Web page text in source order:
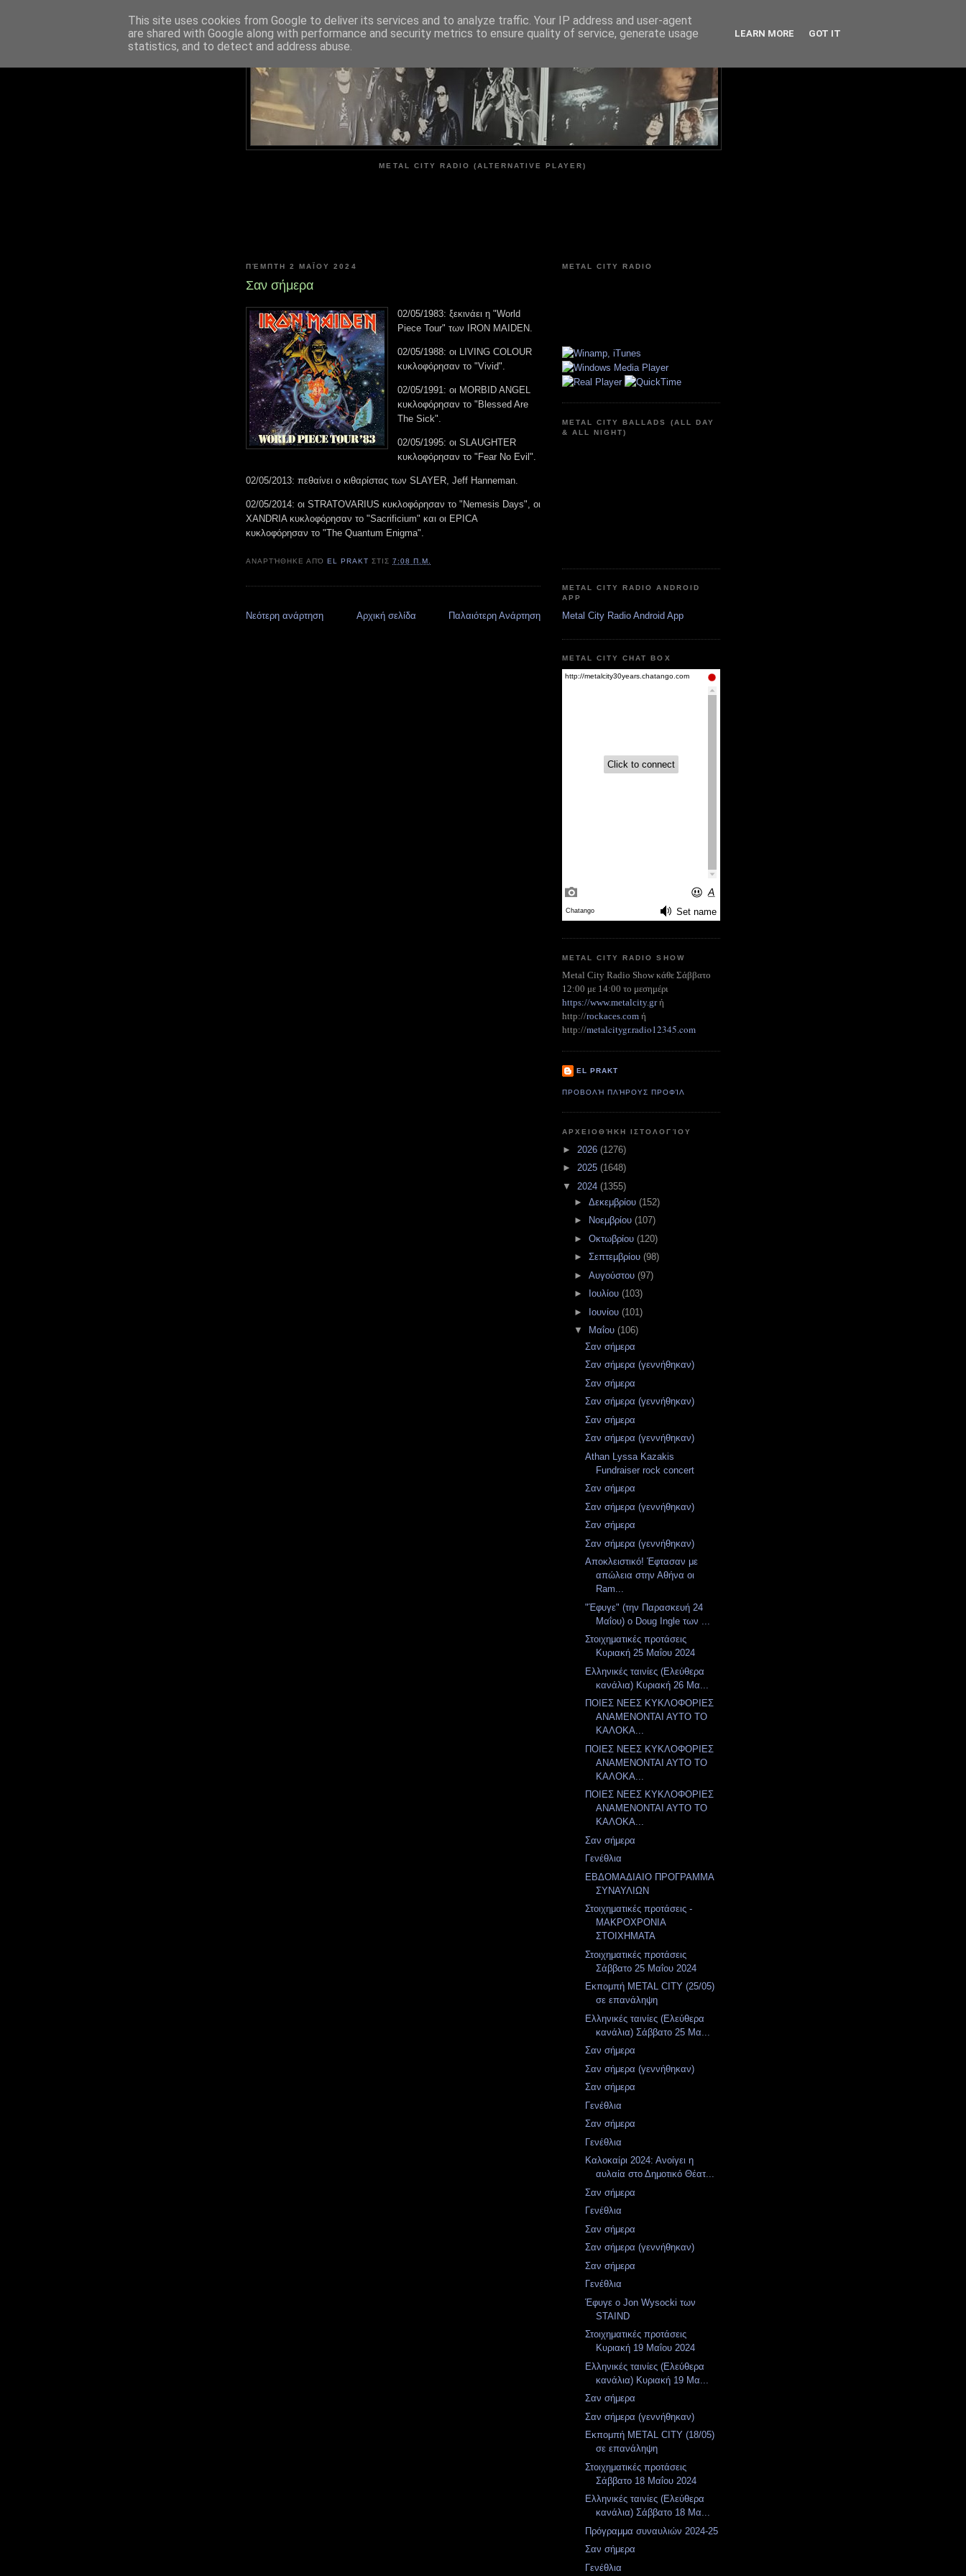
METAL CITY
METAL CITY RADIO (ALTERNATIVE PLAYER)
ΠΈΜΠΤΗ 2 ΜΑΪ́ΟΥ 2024
Σαν σήμερα
02/05/1983: ξεκινάει η "World
Piece Tour" των IRON MAIDEN.
02/05/1988: οι LIVING COLOUR
κυκλοφόρησαν το "Vivid".
02/05/1991: οι MORBID ANGEL
κυκλοφόρησαν το "Blessed Are
The Sick".
02/05/1995: οι SLAUGHTER
κυκλοφόρησαν το "Fear No Evil".
02/05/2013: πεθαίνει ο κιθαρίστας των SLAYER, Jeff Hanneman.
02/05/2014: οι STRATOVARIUS κυκλοφόρησαν το "Nemesis Days", οι
XANDRIA κυκλοφόρησαν το "Sacrificium" και οι EPICA
κυκλοφόρησαν το "The Quantum Enigma".
ΑΝΑΡΤΉΘΗΚΕ ΑΠΌEL PRAKT ΣΤΙΣ7:08 Π.Μ.
Νεότερη ανάρτηση Παλαιότερη Ανάρτηση
Αρχική σελίδα
METAL CITY RADIO
METAL CITY BALLADS (ALL DAY
& ALL NIGHT)
METAL CITY RADIO ANDROID
APP
Metal City Radio Android App
METAL CITY CHAT BOX
METAL CITY RADIO SHOW
Metal City Radio Show κάθε Σάββατο
12:00 με 14:00 το μεσημέρι
https://www.metalcity.grή
http://rockaces.com ή
http://metalcitygr.radio12345.com
EL PRAKT
ΠΡΟΒΟΛΉ ΠΛΉΡΟΥΣ ΠΡΟΦΊΛ
ΑΡΧΕΙΟΘΉΚΗ ΙΣΤΟΛΟΓΊΟΥ
► 2026 (1276)
► 2025 (1648)
▼ 2024 (1355)
► Δεκεμβρίου (152)
►
Νοεμβρίου (107)
► Οκτωβρίου (120)
► Σεπτεμβρίου (98)
► Αυγούστου (97)
►
Ιουλίου (103)
►
Ιουνίου (101)
▼
Μαΐου (106)
Σαν σήμερα
Σαν σήμερα (γεννήθηκαν)
Σαν σήμερα
Σαν σήμερα (γεννήθηκαν)
Σαν σήμερα
Σαν σήμερα (γεννήθηκαν)
Athan Lyssa Kazakis
Fundraiser rock concert
Σαν σήμερα
Σαν σήμερα (γεννήθηκαν)
Σαν σήμερα
Σαν σήμερα (γεννήθηκαν)
Αποκλειστικό! Έφτασαν με
απώλεια στην Αθήνα οι
Ram...
"Έφυγε" (την Παρασκευή 24
Μαΐου) ο Doug Ingle των ...
Στοιχηματικές προτάσεις
Κυριακή 25 Μαΐου 2024
Ελληνικές ταινίες (Ελεύθερα
κανάλια) Κυριακή 26 Μα...
ΠΟΙΕΣ ΝΕΕΣ ΚΥΚΛΟΦΟΡΙΕΣ
ΑΝΑΜΕΝΟΝΤΑΙ ΑΥΤΟ ΤΟ
ΚΑΛΟΚΑ...
ΠΟΙΕΣ ΝΕΕΣ ΚΥΚΛΟΦΟΡΙΕΣ
ΑΝΑΜΕΝΟΝΤΑΙ ΑΥΤΟ ΤΟ
ΚΑΛΟΚΑ...
ΠΟΙΕΣ ΝΕΕΣ ΚΥΚΛΟΦΟΡΙΕΣ
ΑΝΑΜΕΝΟΝΤΑΙ ΑΥΤΟ ΤΟ
ΚΑΛΟΚΑ...
Σαν σήμερα
Γενέθλια
ΕΒΔΟΜΑΔΙΑΙΟ ΠΡΟΓΡΑΜΜΑ
ΣΥΝΑΥΛΙΩΝ
Στοιχηματικές προτάσεις -
ΜΑΚΡΟΧΡΟΝΙΑ
ΣΤΟΙΧΗΜΑΤΑ
Στοιχηματικές προτάσεις
Σάββατο 25 Μαΐου 2024
Εκπομπή METAL CITY (25/05)
σε επανάληψη
Ελληνικές ταινίες (Ελεύθερα
κανάλια) Σάββατο 25 Μα...
Σαν σήμερα
Σαν σήμερα (γεννήθηκαν)
Σαν σήμερα
Γενέθλια
Σαν σήμερα
Γενέθλια
Καλοκαίρι 2024: Ανοίγει η
αυλαία στο Δημοτικό Θέατ...
Σαν σήμερα
Γενέθλια
Σαν σήμερα
Σαν σήμερα (γεννήθηκαν)
Σαν σήμερα
Γενέθλια
Έφυγε ο Jon Wysocki των
STAIND
Στοιχηματικές προτάσεις
Κυριακή 19 Μαΐου 2024
Ελληνικές ταινίες (Ελεύθερα
κανάλια) Κυριακή 19 Μα...
Σαν σήμερα
Σαν σήμερα (γεννήθηκαν)
Εκπομπή METAL CITY (18/05)
σε επανάληψη
Στοιχηματικές προτάσεις
Σάββατο 18 Μαΐου 2024
Ελληνικές ταινίες (Ελεύθερα
κανάλια) Σάββατο 18 Μα...
Πρόγραμμα συναυλιών 2024-25
Σαν σήμερα
Γενέθλια
This site uses cookies from Google to deliver its services and to analyze traffic. Your IP address and user-agent
are shared with Google along with performance and security metrics to ensure quality of service, generate usage
statistics, and to detect and address abuse.
LEARN MORE GOT IT